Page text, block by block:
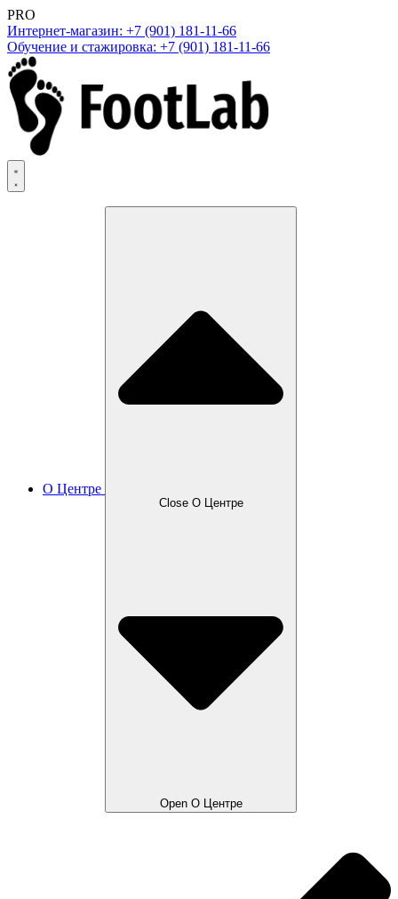
PRO
Интернет-магазин: +7 (901) 181-11-66
Обучение и стажировка: +7 (901) 181-11-66
О Центре
Close О Центре
Open О Центре